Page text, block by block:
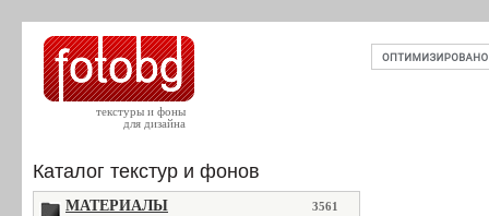
текстуры и фоны
для дизайна
Каталог текстур и фонов
МАТЕРИАЛЫ 3561